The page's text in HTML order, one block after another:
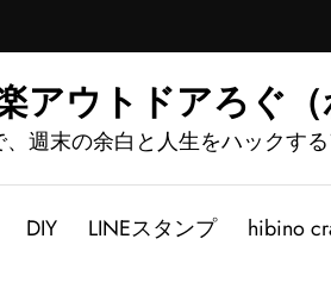
アウトドアろぐ（
週末の余白と人生をハックす
DIY LINEスタンプ hibino